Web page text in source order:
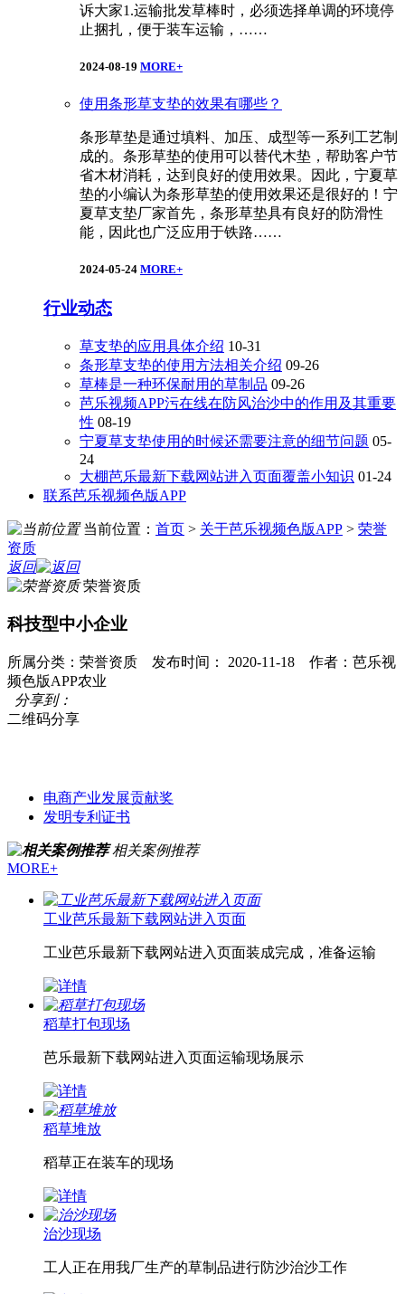
诉大家1.运输批发草棒时，必须选择单调的环境停
止捆扎，便于装车运输，……
2024-08-19 MORE+
使用条形草支垫的效果有哪些？
条形草垫是通过填料、加压、成型等一系列工艺制
成的。条形草垫的使用可以替代木垫，帮助客户节
省木材消耗，达到良好的使用效果。因此，宁夏草
垫的小编认为条形草垫的使用效果还是很好的！宁
夏草支垫厂家首先，条形草垫具有良好的防滑性
能，因此也广泛应用于铁路……
2024-05-24 MORE+
行业动态
草支垫的应用具体介绍 10-31
条形草支垫的使用方法相关介绍 09-26
草棒是一种环保耐用的草制品 09-26
芭乐视频APP污在线在防风治沙中的作用及其重要
性 08-19
宁夏草支垫使用的时候还需要注意的细节问题 05-
24
大棚芭乐最新下载网站进入页面覆盖小知识 01-24
联系芭乐视频色版APP
当前位置： 首页 > 关于芭乐视频色版APP > 荣誉
资质
返回
荣誉资质
科技型中小企业
所属分类：荣誉资质 发布时间： 2020-11-18 作者：芭乐视
频色版APP农业
分享到：
二维码分享
电商产业发展贡献奖
发明专利证书
相关案例推荐
MORE+
工业芭乐最新下载网站进入页面
工业芭乐最新下载网站进入页面装成完成，准备运输
稻草打包现场
芭乐最新下载网站进入页面运输现场展示
稻草堆放
稻草正在装车的现场
治沙现场
工人正在用我厂生产的草制品进行防沙治沙工作